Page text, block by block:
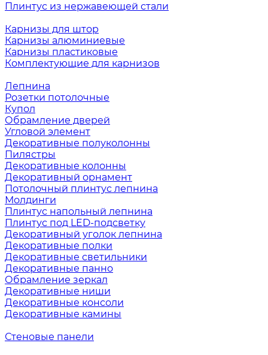
Плинтус из нержавеющей стали
Карнизы для штор
Карнизы алюминиевые
Карнизы пластиковые
Комплектующие для карнизов
Лепнина
Розетки потолочные
Купол
Обрамление дверей
Угловой элемент
Декоративные полуколонны
Пилястры
Декоративные колонны
Декоративный орнамент
Потолочный плинтус лепнина
Молдинги
Плинтус напольный лепнина
Плинтус под LED-подсветку
Декоративный уголок лепнина
Декоративные полки
Декоративные светильники
Декоративные панно
Обрамление зеркал
Декоративные ниши
Декоративные консоли
Декоративные камины
Стеновые панели